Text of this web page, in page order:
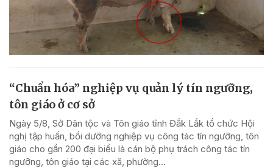
“Chuẩn hóa” nghiệp vụ quản lý tín ngưỡng,
tôn giáo ở cơ sở
Ngày 5/8, Sở Dân tộc và Tôn giáo tỉnh Đắk Lắk tổ chức Hội
nghị tập huấn, bồi dưỡng nghiệp vụ công tác tín ngưỡng, tôn
giáo cho gần 200 đại biểu là cán bộ phụ trách công tác tín
ngưỡng, tôn giáo tại các xã, phường...